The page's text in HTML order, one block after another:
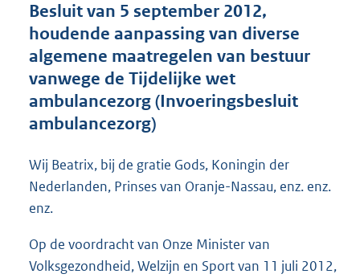
d
s
g
o
o
:
5
b
Besluit van 5 september 2012,
houdende aanpassing van diverse
algemene maatregelen van bestuur
vanwege de Tijdelijke wet
ambulancezorg (Invoeringsbesluit
ambulancezorg)
Wij Beatrix, bij de gratie Gods, Koningin der
Nederlanden, Prinses van Oranje-Nassau, enz. enz.
enz.
Op de voordracht van Onze Minister van
Volksgezondheid, Welzijn en Sport van 11 juli 2012,